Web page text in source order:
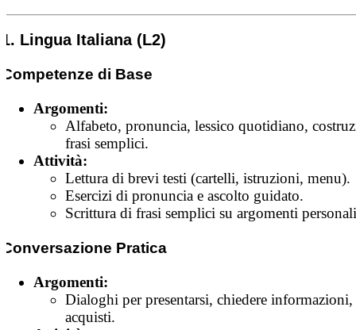
1. Lingua Italiana (L2)
Competenze di Base
Argomenti:
Alfabeto, pronuncia, lessico quotidiano,
frasi semplici.
Attività:
Lettura di brevi testi (cartelli, istruzioni, menu).
Esercizi di pronuncia e ascolto guidato.
Scrittura di frasi semplici su argomenti
Conversazione Pratica
Argomenti:
Dialoghi per presentarsi, chiedere informazioni,
acquisti.